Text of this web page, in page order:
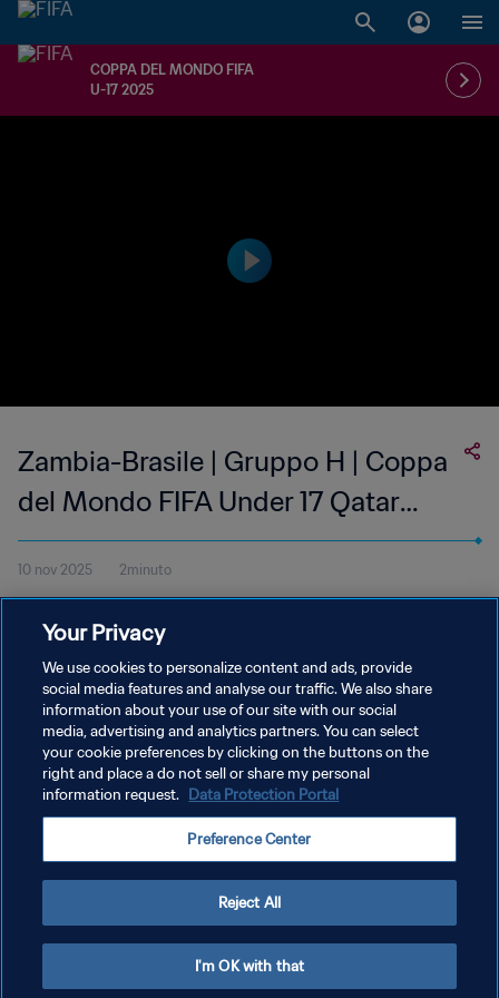
COPPA DEL MONDO FIFA
U-17 2025
Zambia-Brasile | Gruppo H | Coppa
del Mondo FIFA Under 17 Qatar
2025 | Highlights
10 nov 2025 2minuto
all'Aspire Zone di Doha, lunedì 10 novembre alle 17:45 (orario
locale).
PRIVACY POLICY
GESTISCI LE TUE PREFERENZE PER I COOKIES
Copyright © 1994 - 2026 FIFA. Tutti i diritti riservati.
Your Privacy
We use cookies to personalize content and ads, provide
social media features and analyse our traffic. We also share
information about your use of our site with our social
media, advertising and analytics partners. You can select
your cookie preferences by clicking on the buttons on the
right and place a do not sell or share my personal
information request. Data Protection Portal
Preference Center
Reject All
I'm OK with that